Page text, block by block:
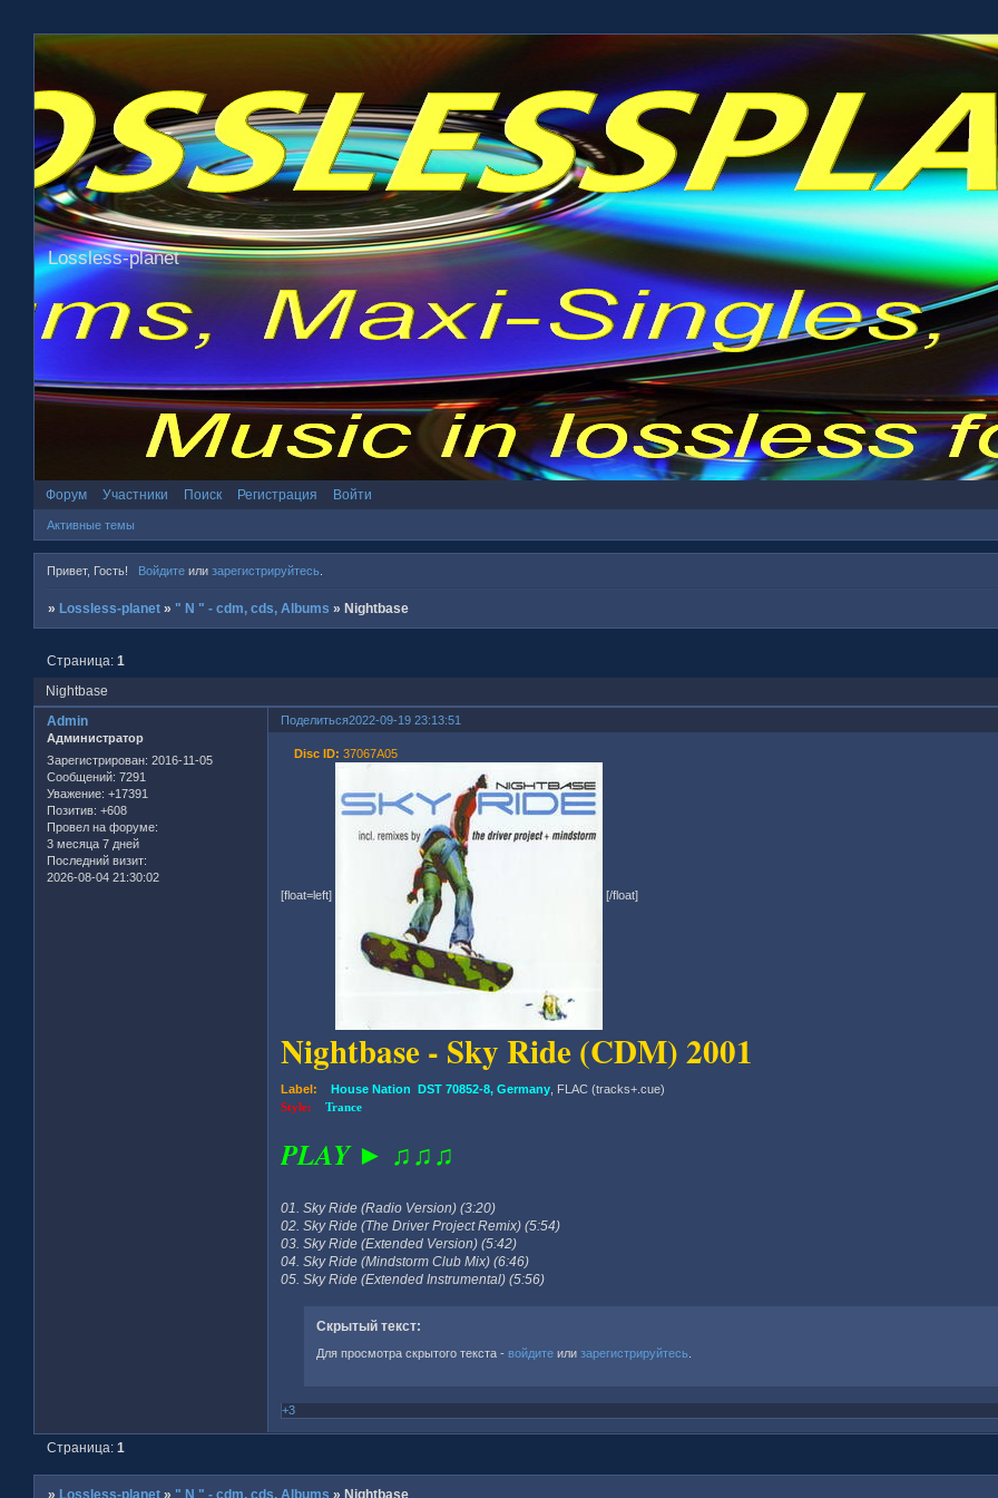
Lossless-planet
Форум Участники Поиск Регистрация Войти
Активные темы
Привет, Гость! Войдитеили зарегистрируйтесь.
» Lossless-planet » " N " - cdm, cds, Albums » Nightbase
Nightbase
Страница:1
Поделиться2022-09-19 23:13:51
Admin
Администратор
Зарегистрирован: 2016-11-05
Сообщений: 7291
Уважение: +17391
Позитив: +608
Провел на форуме:
3 месяца 7 дней
Последний визит:
2026-08-04 21:30:02
Disc ID: 37067A05
[float=left] [/float]
Nightbase - Sky Ride (CDM) 2001
Label: House Nation DST 70852-8, Germany , FLAC (tracks+.cue)
Style:Trance
PLAY ► ♫♫♫
01. Sky Ride (Radio Version) (3:20)
02. Sky Ride (The Driver Project Remix) (5:54)
03. Sky Ride (Extended Version) (5:42)
04. Sky Ride (Mindstorm Club Mix) (6:46)
05. Sky Ride (Extended Instrumental) (5:56)
Скрытый текст:
Для просмотра скрытого текста - войдитеили зарегистрируйтесь
+3
Страница:1
»Lossless-planet » " N " - cdm, cds, Albums »Nightbase